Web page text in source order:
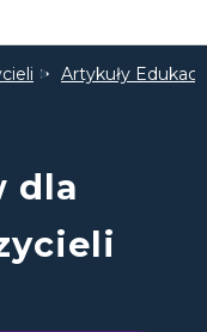
Artykuły
dla